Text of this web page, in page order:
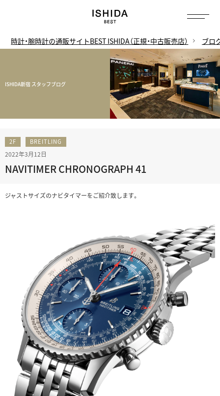
時計・腕時計の通販サイトBEST ISHIDA（正規・中古販売店） ブロ
ISHIDA新宿 スタッフブログ
2F BREITLING
2022年3月12日
NAVITIMER CHRONOGRAPH 41
ジャストサイズのナビタイマーをご紹介致します。